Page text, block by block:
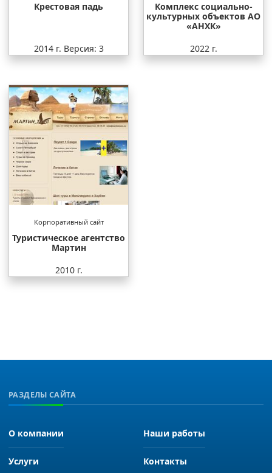
Крестовая падь
2014 г. Версия: 3
Комплекс социально-
культурных объектов АО
«АНХК»
2022 г.
Корпоративный сайт
Туристическое агентство
Мартин
2010 г.
РАЗДЕЛЫ САЙТА
О компании Наши работы
Услуги Контакты